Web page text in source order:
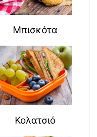
Μπισκότα
Κολατσιό